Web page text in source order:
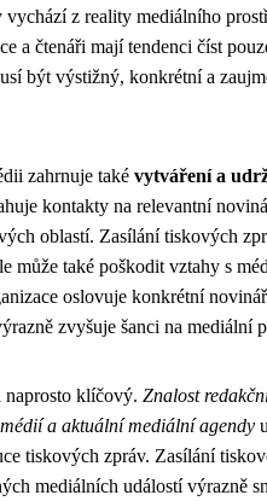
z reality mediálního
a čtenáři mají tendenci číst
být výstižný, konkrétní a
zahrnuje také vytváření a
kontakty na relevantní
oblastí. Zasílání tiskových
může také poškodit vztahy s
oslovuje konkrétní
zvyšuje šanci na mediální
klíčový. Znalost
a aktuální mediální agendy
tiskových zpráv. Zasílání
mediálních událostí výrazně